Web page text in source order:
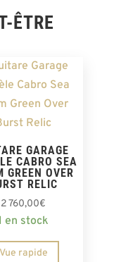
ÊTRE
GARAGE
CABRO SEA
GREEN OVER
RELIC
2 760,00€
en stock
Vue rapide